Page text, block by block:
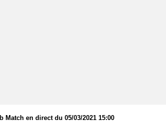
Match en direct du 05/03/2021 15:00